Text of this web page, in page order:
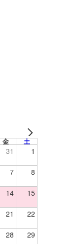
金 土
31 1
7 8
14 15
21 22
28 29